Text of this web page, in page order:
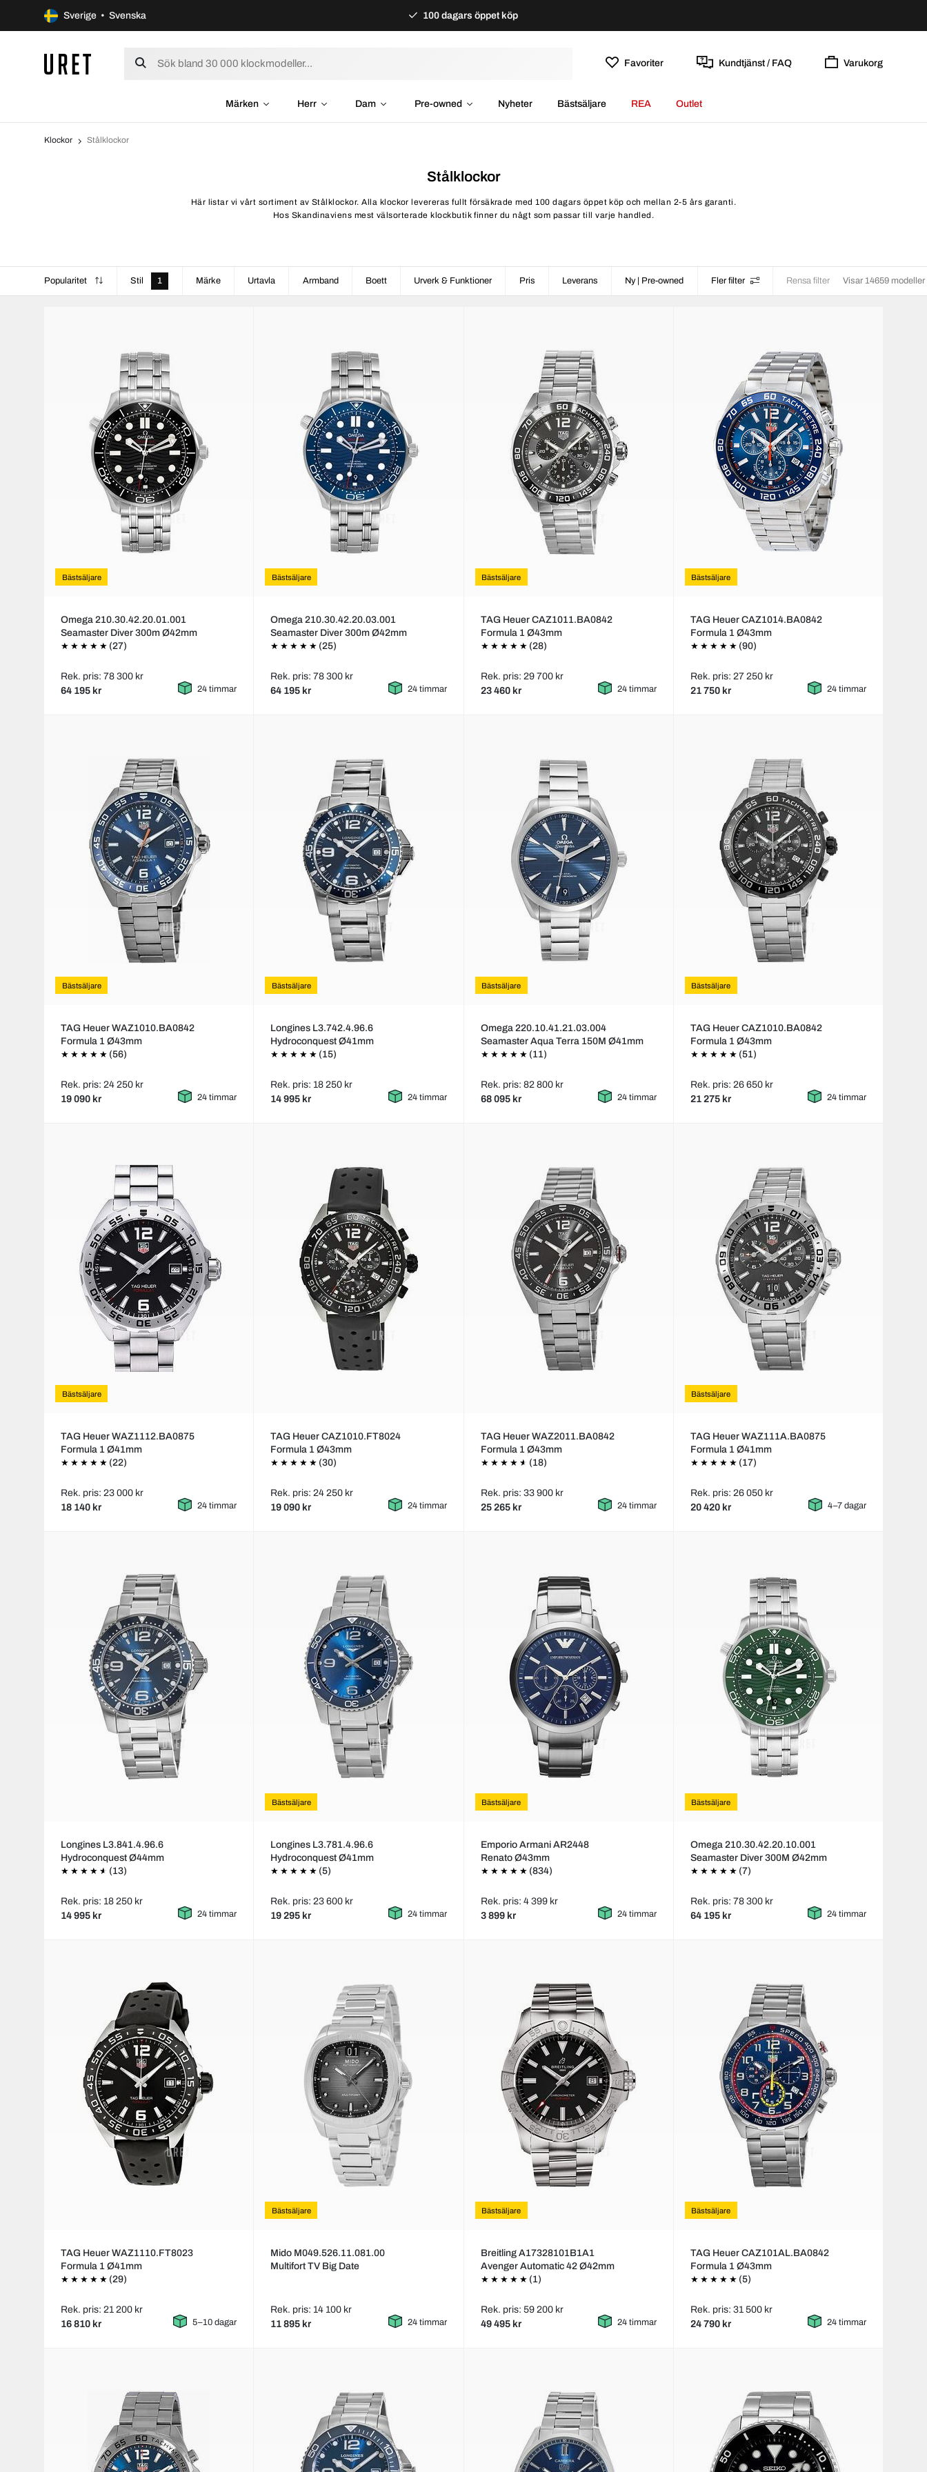
Sverige • Svenska 100 dagars öppet köp
Favoriter Kundtjänst / FAQ Varukorg
Märken Herr Dam Pre-owned Nyheter Bästsäljare REA Outlet
Klockor Stålklockor
Stålklockor
Här listar vi vårt sortiment av Stålklockor. Alla klockor levereras fullt försäkrade med 100 dagars öppet köp och mellan 2-5 års garanti.
Hos Skandinaviens mest välsorterade klockbutik finner du någt som passar till varje handled.
Popularitet Stil 1 Märke Urtavla Armband Boett Urverk & Funktioner Pris Leverans Ny | Pre-owned Fler filter Rensa filter Visar 14659 modeller
Bästsäljare
Omega 210.30.42.20.01.001
Seamaster Diver 300m Ø42mm
(27)
Rek. pris: 78 300 kr
64 195 kr 24 timmar
Bästsäljare
Omega 210.30.42.20.03.001
Seamaster Diver 300m Ø42mm
(25)
Rek. pris: 78 300 kr
64 195 kr 24 timmar
Bästsäljare
TAG Heuer CAZ1011.BA0842
Formula 1 Ø43mm
(28)
Rek. pris: 29 700 kr
23 460 kr 24 timmar
Bästsäljare
TAG Heuer CAZ1014.BA0842
Formula 1 Ø43mm
(90)
Rek. pris: 27 250 kr
21 750 kr 24 timmar
Bästsäljare
TAG Heuer WAZ1010.BA0842
Formula 1 Ø43mm
(56)
Rek. pris: 24 250 kr
19 090 kr 24 timmar
Bästsäljare
Longines L3.742.4.96.6
Hydroconquest Ø41mm
(15)
Rek. pris: 18 250 kr
14 995 kr 24 timmar
Bästsäljare
Omega 220.10.41.21.03.004
Seamaster Aqua Terra 150M Ø41mm
(11)
Rek. pris: 82 800 kr
68 095 kr 24 timmar
Bästsäljare
TAG Heuer CAZ1010.BA0842
Formula 1 Ø43mm
(51)
Rek. pris: 26 650 kr
21 275 kr 24 timmar
Bästsäljare
TAG Heuer WAZ1112.BA0875
Formula 1 Ø41mm
(22)
Rek. pris: 23 000 kr
18 140 kr 24 timmar
TAG Heuer CAZ1010.FT8024
Formula 1 Ø43mm
(30)
Rek. pris: 24 250 kr
19 090 kr 24 timmar
TAG Heuer WAZ2011.BA0842
Formula 1 Ø43mm
(18)
Rek. pris: 33 900 kr
25 265 kr 24 timmar
Bästsäljare
TAG Heuer WAZ111A.BA0875
Formula 1 Ø41mm
(17)
Rek. pris: 26 050 kr
20 420 kr 4–7 dagar
Longines L3.841.4.96.6
Hydroconquest Ø44mm
(13)
Rek. pris: 18 250 kr
14 995 kr 24 timmar
Bästsäljare
Longines L3.781.4.96.6
Hydroconquest Ø41mm
(5)
Rek. pris: 23 600 kr
19 295 kr 24 timmar
Bästsäljare
Emporio Armani AR2448
Renato Ø43mm
(834)
Rek. pris: 4 399 kr
3 899 kr 24 timmar
Bästsäljare
Omega 210.30.42.20.10.001
Seamaster Diver 300M Ø42mm
(7)
Rek. pris: 78 300 kr
64 195 kr 24 timmar
TAG Heuer WAZ1110.FT8023
Formula 1 Ø41mm
(29)
Rek. pris: 21 200 kr
16 810 kr 5–10 dagar
Bästsäljare
Mido M049.526.11.081.00
Multifort TV Big Date
Rek. pris: 14 100 kr
11 895 kr 24 timmar
Bästsäljare
Breitling A17328101B1A1
Avenger Automatic 42 Ø42mm
(1)
Rek. pris: 59 200 kr
49 495 kr 24 timmar
Bästsäljare
TAG Heuer CAZ101AL.BA0842
Formula 1 Ø43mm
(5)
Rek. pris: 31 500 kr
24 790 kr 24 timmar